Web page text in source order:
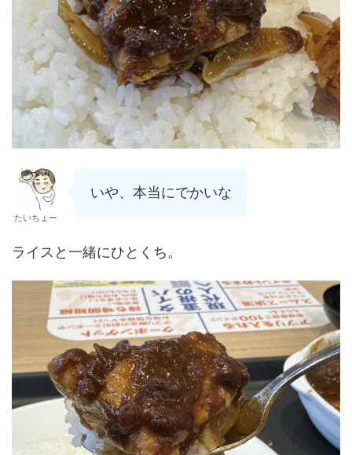
たいちょー
いや、本当にでかいな
ライスと一緒にひとくち。